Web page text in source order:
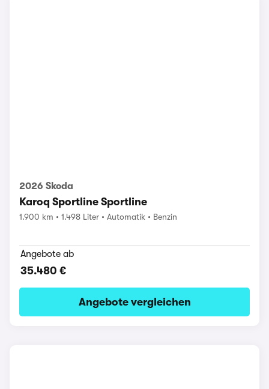
2026 Skoda
Karoq Sportline Sportline
1.900 km 1.498 Liter Automatik Benzin
Angebote ab
35.480 €
Angebote vergleichen